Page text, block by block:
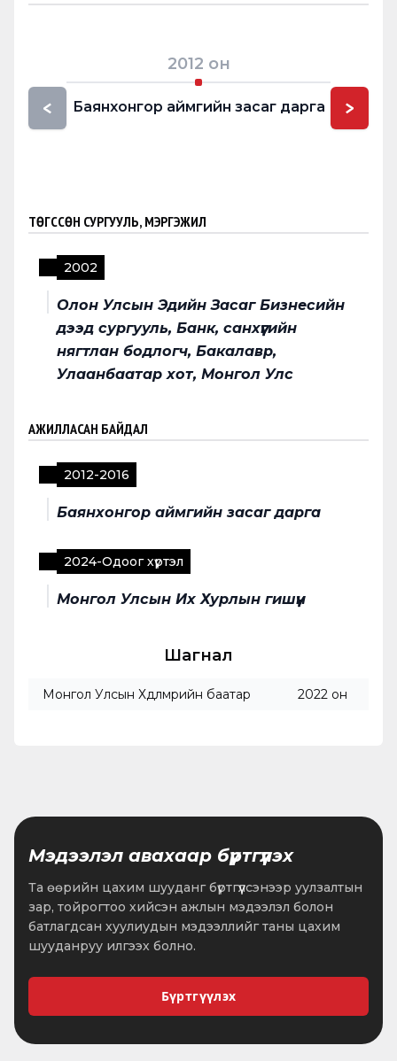
<
2012 он
Баянхонгор аймгийн засаг дарга >
ТӨГССӨН СУРГУУЛЬ, МЭРГЭЖИЛ
2002
Олон Улсын Эдийн Засаг Бизнесийн
дээд сургууль, Банк, санхүүгийн
нягтлан бодлогч, Бакалавр,
Улаанбаатар хот, Монгол Улс
АЖИЛЛАСАН БАЙДАЛ
2012-2016
Баянхонгор аймгийн засаг дарга
2024-Одоог хүртэл
Монгол Улсын Их Хурлын гишүүн
Шагнал
Монгол Улсын Хөдөлмөрийн баатар 2022 он
Мэдээлэл авахаар бүртгүүлэх
Та өөрийн цахим шууданг бүртгүүлсэнээр уулзалтын
зар, тойрогтоо хийсэн ажлын мэдээлэл болон
батлагдсан хуулиудын мэдээллийг таны цахим
шууданруу илгээх болно.
Бүртгүүлэх